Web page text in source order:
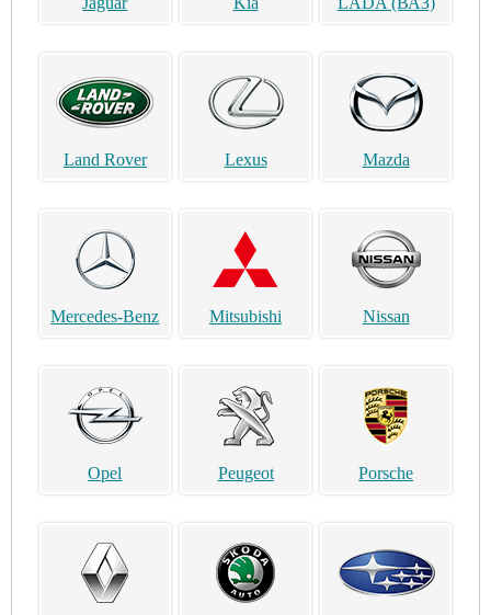
Land Rover Lexus Mazda
Mercedes-Benz Mitsubishi Nissan
Opel Peugeot Porsche